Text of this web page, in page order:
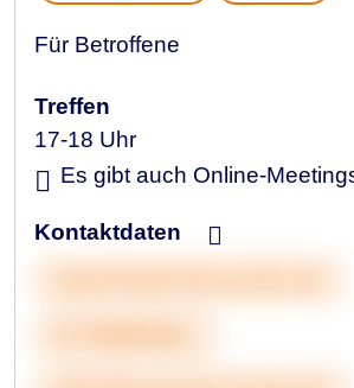
Für Betroffene
Treffen
17-18 Uhr
Es gibt auch Online-
Kontaktdaten